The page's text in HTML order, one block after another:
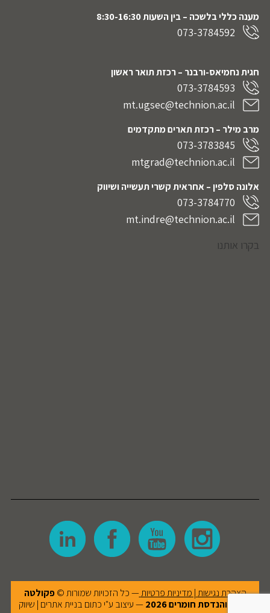
מענה כללי בלשכה – בין השעות 8:30-16:30
073-3784592
חגית נחמיאס-ורבנר – רכזת תואר ראשון
073-3784593
mt.ugsec@technion.ac.il
מרב מילר – רכזת תארים מתקדמים
073-3783845
mtgrad@technion.ac.il
אלונה סלפין – אחראית קשרי תעשייה ושיווק
073-3784770
mt.indre@technion.ac.il
בקרו אותנו
הצהרת נגישות| מדיניות פרטיות— כל הזכויות שמורות ©פקולטה
למדע והנדסת חומרים2026 — עיצוב ע"י כתום בניית אתרים | שיווק